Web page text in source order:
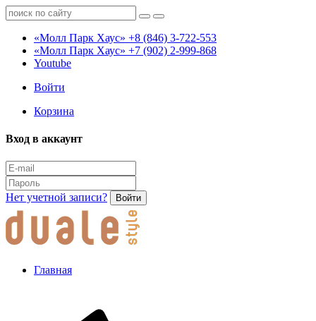
«Молл Парк Хаус» +8 (846) 3-722-553
«Молл Парк Хаус» +7 (902) 2-999-868
Youtube
Войти
Корзина
Вход в аккаунт
Нет учетной записи? Войти
Главная